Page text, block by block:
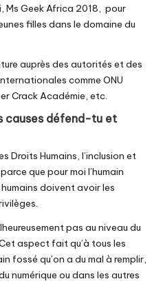
Ms Geek Africa 2018, pour
filles dans le domaine du
auprès des autorités et des
comme ONU
Crack Académie, etc.
causes défend-tu et
Droits Humains, l’inclusion et
que pour moi l’humain
doivent avoir les
pas au niveau du
aspect fait qu’à tous les
fossé qu’on a du mal à remplir,
numérique ou dans les autres